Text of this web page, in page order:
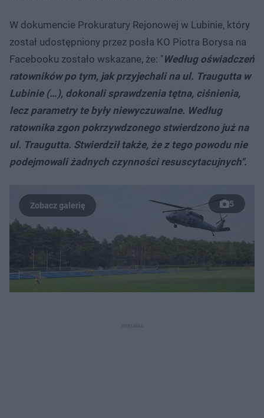
W dokumencie Prokuratury Rejonowej w Lubinie, który
został udostępniony przez posła KO Piotra Borysa na
Facebooku zostało wskazane, że: "Według oświadczeń
ratowników po tym, jak przyjechali na ul. Traugutta w
Lubinie (…), dokonali sprawdzenia tętna, ciśnienia,
lecz parametry te były niewyczuwalne. Według
ratownika zgon pokrzywdzonego stwierdzono już na
ul. Traugutta. Stwierdził także, że z tego powodu nie
podejmowali żadnych czynności resuscytacujnych".
5